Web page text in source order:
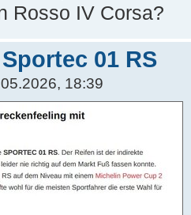
Rosso IV Corsa?
01 RS
18:39